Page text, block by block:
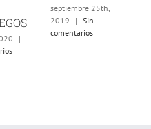
septiembre 25th,
2019
Sin
comentarios